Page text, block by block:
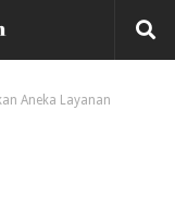
Aneka Layanan